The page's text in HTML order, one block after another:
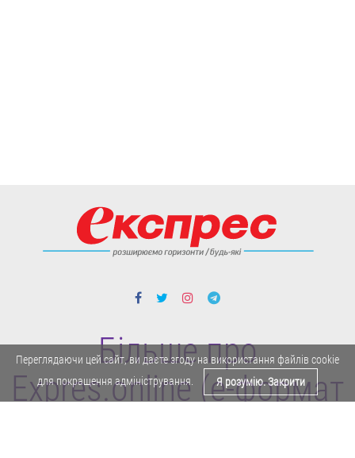
Більше про
Expres.online (e-формат
Переглядаючи цей сайт, ви даєте згоду на використання файлів cookie
для покращення адміністрування.
Я розумію. Закрити